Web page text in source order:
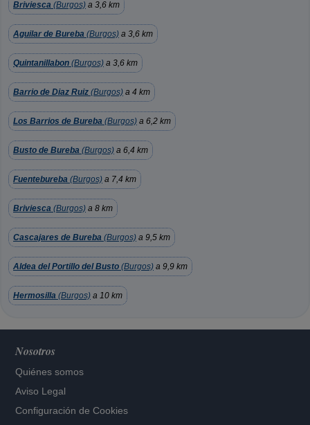
Briviesca (Burgos) a 3,6 km
Aguilar de Bureba (Burgos) a 3,6 km
Quintanillabon (Burgos) a 3,6 km
Barrio de Diaz Ruiz (Burgos) a 4 km
Los Barrios de Bureba (Burgos) a 6,2 km
Busto de Bureba (Burgos) a 6,4 km
Fuentebureba (Burgos) a 7,4 km
Briviesca (Burgos) a 8 km
Cascajares de Bureba (Burgos) a 9,5 km
Aldea del Portillo del Busto (Burgos) a 9,9 km
Hermosilla (Burgos) a 10 km
Nosotros
Quiénes somos
Aviso Legal
Configuración de Cookies